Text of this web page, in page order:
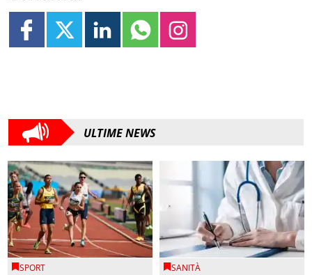
ULTIME NEWS
SPORT SANITÀ